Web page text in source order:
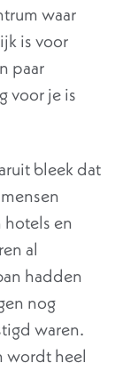
waar
is voor
paar
voor je is
bleek dat
en
al
hadden
nog
waren.
wordt heel